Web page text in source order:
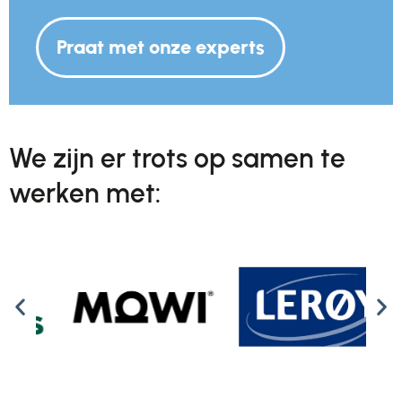
Praat met onze experts
We zijn er trots op samen te
werken met: